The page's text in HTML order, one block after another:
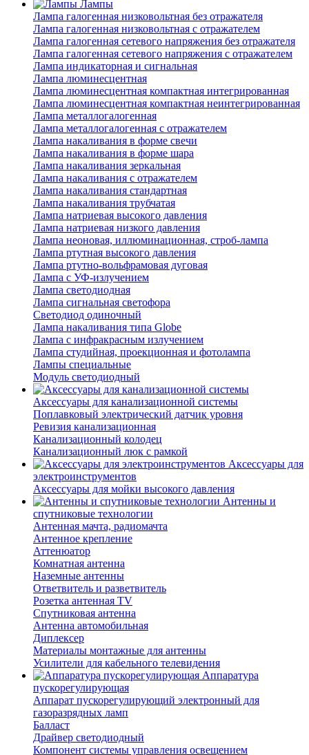
Лампы
Лампа галогенная низковольтная без отражателя
Лампа галогенная низковольтная с отражателем
Лампа галогенная сетевого напряжения без отражателя
Лампа галогенная сетевого напряжения с отражателем
Лампа индикаторная и сигнальная
Лампа люминесцентная
Лампа люминесцентная компактная интегрированная
Лампа люминесцентная компактная неинтегрированная
Лампа металлогалогенная
Лампа металлогалогенная с отражателем
Лампа накаливания в форме свечи
Лампа накаливания в форме шара
Лампа накаливания зеркальная
Лампа накаливания с отражателем
Лампа накаливания стандартная
Лампа накаливания трубчатая
Лампа натриевая высокого давления
Лампа натриевая низкого давления
Лампа неоновая, иллюминационная, строб-лампа
Лампа ртутная высокого давления
Лампа ртутно-вольфрамовая дуговая
Лампа с УФ-излучением
Лампа светодиодная
Лампа сигнальная светофора
Светодиод одиночный
Лампа накаливания типа Globe
Лампа с инфракрасным излучением
Лампа студийная, проекционная и фотолампа
Лампы специальные
Модуль светодиодный
Аксессуары для канализационной системы
Поплавковый электрический датчик уровня
Ревизия канализационная
Канализационный колодец
Канализационный люк с рамкой
Аксессуары для
электроинструментов
Аксессуары для мойки высокого давления
Антенны и
спутниковые технологии
Антенная мачта, радиомачта
Антенное крепление
Аттенюатор
Комнатная антенна
Наземные антенны
Ответвитель и разветвитель
Розетка антенная TV
Спутниковая антенна
Антенна автомобильная
Диплексер
Материалы монтажные для антенны
Усилители для кабельного телевидения
Аппаратура
пускорегулирующая
Аппарат пускорегулирующий электронный для
газоразрядных ламп
Балласт
Драйвер светодиодный
Компонент системы управления освещением